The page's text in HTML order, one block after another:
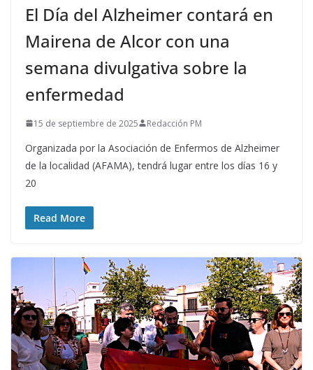
El Día del Alzheimer contará en
Mairena de Alcor con una
semana divulgativa sobre la
enfermedad
15 de septiembre de 2025 Redacción PM
Organizada por la Asociación de Enfermos de Alzheimer
de la localidad (AFAMA), tendrá lugar entre los días 16 y
20
Read More